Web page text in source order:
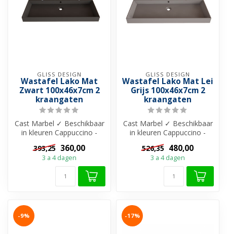
GLISS DESIGN
Wastafel Lako Mat
Zwart 100x46x7cm 2
kraangaten
Cast Marbel ✓ Beschikbaar
in kleuren Cappuccino -
Grijs - Zwart en Wit ✓ Met
of ...
393,25 360,00
3 a 4 dagen
GLISS DESIGN
Wastafel Lako Mat Lei
Grijs 100x46x7cm 2
kraangaten
Cast Marbel ✓ Beschikbaar
in kleuren Cappuccino -
Grijs - Zwart en Wit ✓ Met
of ...
526,35 480,00
3 a 4 dagen
-9% -17%